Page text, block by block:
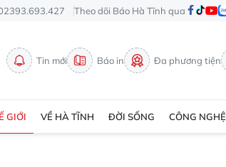
Theo dõi Báo Hà Tĩnh qua
Tin mới Báo in Đa phương tiện
GIỚI VỀ HÀ TĨNH ĐỜI SỐNG CÔNG NGHỆ